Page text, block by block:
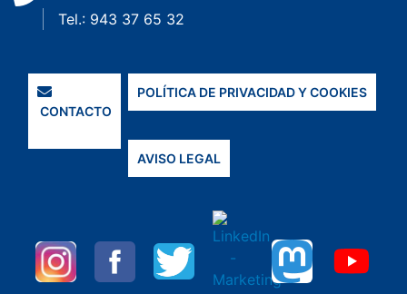
Tel.: 943 37 65 32
CONTACTO
POLÍTICA DE PRIVACIDAD Y COOKIES
AVISO LEGAL